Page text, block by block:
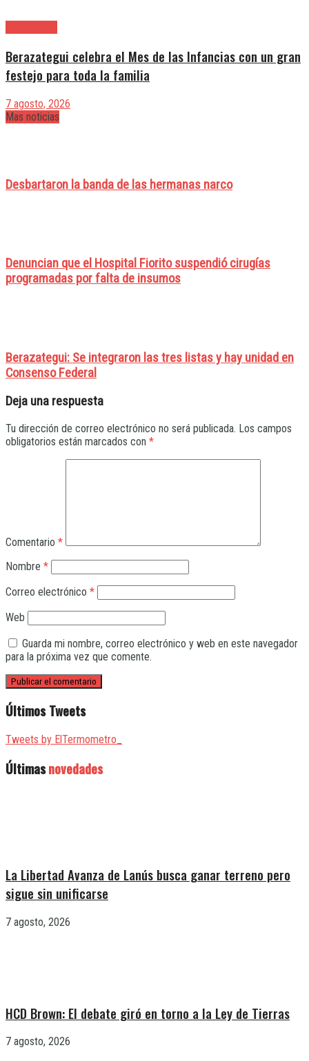
Berazategui celebra el Mes de las Infancias con un gran
festejo para toda la familia
7 agosto, 2026
Mas noticias
Desbartaron la banda de las hermanas narco
Denuncian que el Hospital Fiorito suspendió cirugías
programadas por falta de insumos
Berazategui: Se integraron las tres listas y hay unidad en
Consenso Federal
Deja una respuesta
Tu dirección de correo electrónico no será publicada. Los campos
obligatorios están marcados con *
Comentario *
Nombre *
Correo electrónico *
Web
Guarda mi nombre, correo electrónico y web en este navegador
para la próxima vez que comente.
Últimos Tweets
Tweets by ElTermometro_
Últimasnovedades
La Libertad Avanza de Lanús busca ganar terreno pero
sigue sin unificarse
7 agosto, 2026
HCD Brown: El debate giró en torno a la Ley de Tierras
7 agosto, 2026